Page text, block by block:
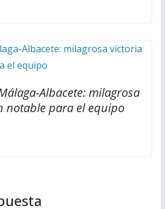
Albacete: milagrosa
notable para el equipo